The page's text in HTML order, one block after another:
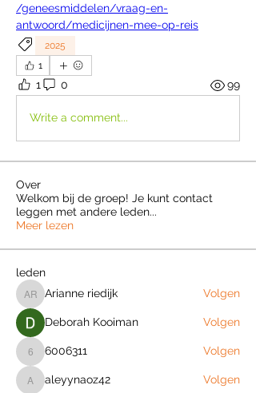
/geneesmiddelen/vraag-en-
antwoord/medicijnen-mee-op-reis
2025
1
1 0 99
Write a comment...
Over
Welkom bij de groep! Je kunt contact
leggen met andere leden...
Meer lezen
leden
Arianne riedijk
Arianne riedijk Volgen
Deborah Kooiman Volgen
6006311
6006311 Volgen
aleyynaoz42
aleyynaoz42 Volgen